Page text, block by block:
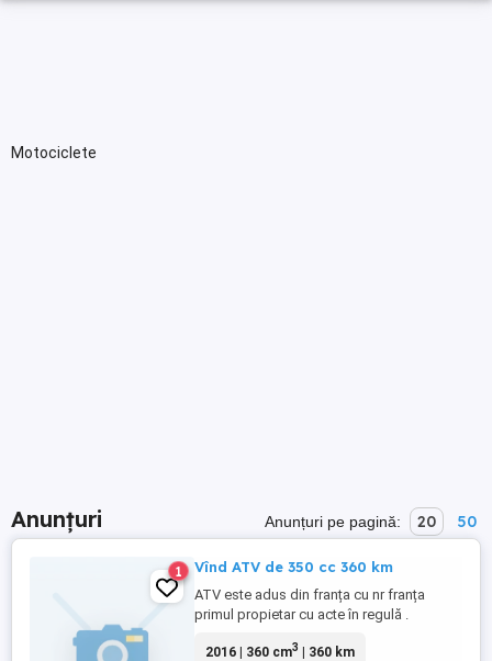
Motociclete
Anunțuri Anunțuri pe pagină: 20 50
1 Vînd ATV de 350 cc 360 km
ATV este adus din franța cu nr franța
primul propietar cu acte în regulă .
2016 | 360 cm3 | 360 km